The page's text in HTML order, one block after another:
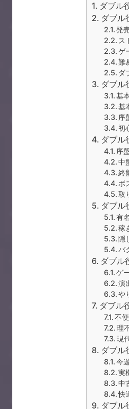
ダブル
ダブル
発
ス
ゲ
難
ダ
ダブル
基
基
序
初
ダブル
序
中
終
ボ
取
ダブル
有
稼
隠
バ
ダブル
ゲ
演
や
ダブル
不
理
現
ダブル
今
実
中
快
ダブル